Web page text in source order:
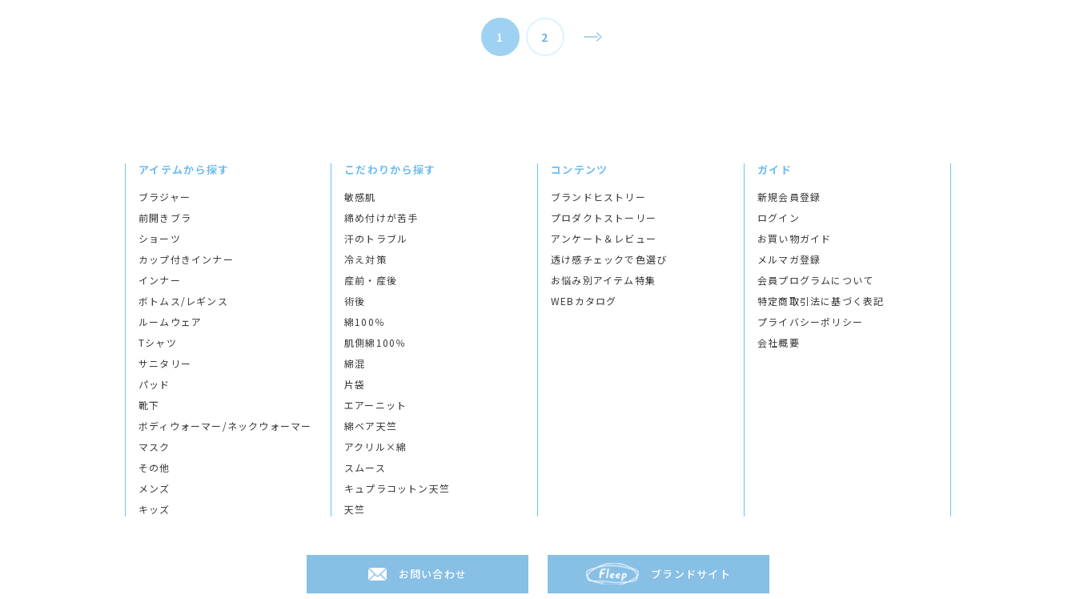
1 2
アイテムから探す
ブラジャー
前開きブラ
ショーツ
カップ付きインナー
インナー
ボトムス/レギンス
ルームウェア
Tシャツ
サニタリー
パッド
靴下
ボディウォーマー/ネックウォーマー
マスク
その他
メンズ
キッズ
こだわりから探す
敏感肌
締め付けが苦手
汗のトラブル
冷え対策
産前・産後
術後
綿100％
肌側綿100％
綿混
片袋
エアーニット
綿ベア天竺
アクリル×綿
スムース
キュプラコットン天竺
天竺
コンテンツ
ブランドヒストリー
プロダクトストーリー
アンケート＆レビュー
透け感チェックで色選び
お悩み別アイテム特集
WEBカタログ
ガイド
新規会員登録
ログイン
お買い物ガイド
メルマガ登録
会員プログラムについて
特定商取引法に基づく表記
プライバシーポリシー
会社概要
お問い合わせ ブランドサイト